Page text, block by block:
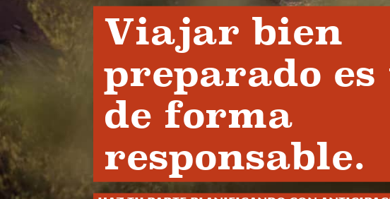
Viajar bien
preparado
de forma
responsable.